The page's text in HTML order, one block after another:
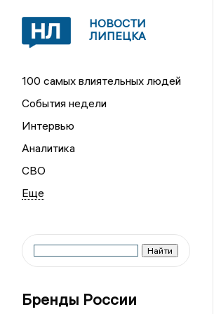
НОВОСТИ
ЛИПЕЦКА
100 самых влиятельных людей
События недели
Интервью
Аналитика
СВО
Бренды России